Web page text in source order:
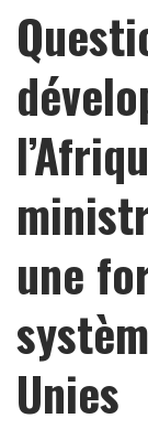
une
Unies